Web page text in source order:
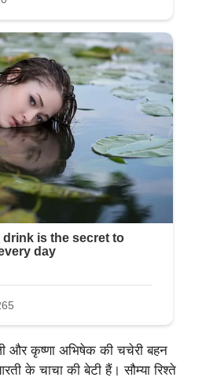
और कृष्णा अभिषेक की चचेरी बहन
के चाचा की बेटी हैं। सौम्या रिश्ते